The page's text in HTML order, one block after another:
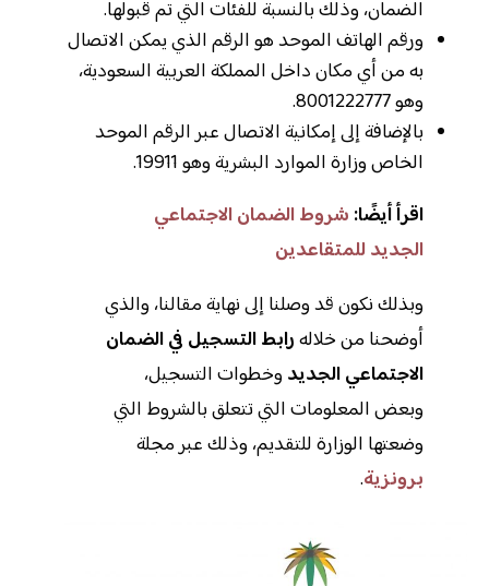
الضمان، وذلك بالنسبة للفئات التي تم قبولها.
ورقم الهاتف الموحد هو الرقم الذي يمكن الاتصال
به من أي مكان داخل المملكة العربية السعودية،
وهو 8001222777.
بالإضافة إلى إمكانية الاتصال عبر الرقم الموحد
الخاص وزارة الموارد البشرية وهو 19911.
اقرأ أيضًا: شروط الضمان الاجتماعي
الجديد للمتقاعدين
وبذلك نكون قد وصلنا إلى نهاية مقالنا، والذي
أوضحنا من خلالهرابط التسجيل في الضمان
الاجتماعي الجديد وخطوات التسجيل،
وبعض المعلومات التي تتعلق بالشروط التي
وضعتها الوزارة للتقديم، وذلك عبر مجلة
برونزية.